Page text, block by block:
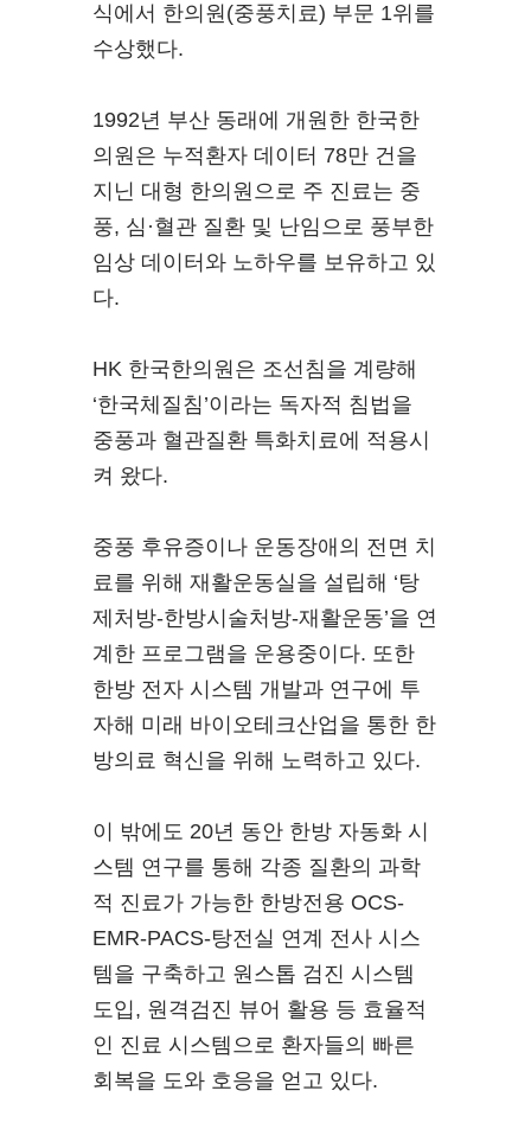
식에서 한의원(중풍치료) 부문 1위를
수상했다.
1992년 부산 동래에 개원한 한국한
의원은 누적환자 데이터 78만 건을
지닌 대형 한의원으로 주 진료는 중
풍, 심·혈관 질환 및 난임으로 풍부한
임상 데이터와 노하우를 보유하고 있
다.
HK 한국한의원은 조선침을 계량해
‘한국체질침’이라는 독자적 침법을
중풍과 혈관질환 특화치료에 적용시
켜 왔다.
중풍 후유증이나 운동장애의 전면 치
료를 위해 재활운동실을 설립해 ‘탕
제처방-한방시술처방-재활운동’을 연
계한 프로그램을 운용중이다. 또한
한방 전자 시스템 개발과 연구에 투
자해 미래 바이오테크산업을 통한 한
방의료 혁신을 위해 노력하고 있다.
이 밖에도 20년 동안 한방 자동화 시
스템 연구를 통해 각종 질환의 과학
적 진료가 가능한 한방전용 OCS-
EMR-PACS-탕전실 연계 전사 시스
템을 구축하고 원스톱 검진 시스템
도입, 원격검진 뷰어 활용 등 효율적
인 진료 시스템으로 환자들의 빠른
회복을 도와 호응을 얻고 있다.